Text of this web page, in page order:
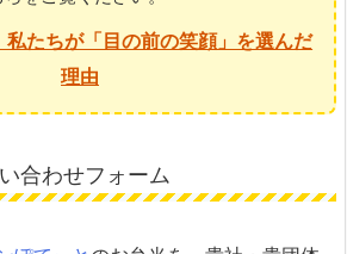
私たちが「目の前の笑顔」を選んだ
理由
合わせフォーム